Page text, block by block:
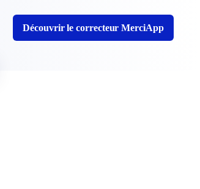
Découvrir le correcteur MerciApp